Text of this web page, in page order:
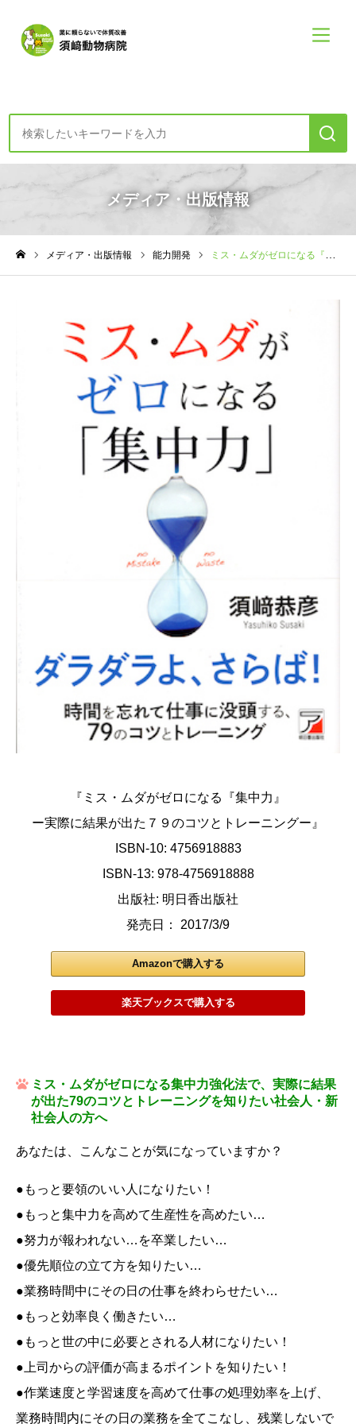
診療案内・申し込み
初めての方へー診療の方針
食・健康・心コラム
須崎動物病院について
病気・症状
診療案内メニュー
めじろ台診療
移動式診療
バイオレゾナンストリートメント
バイオレゾナンストリートメントとは
季節パック
須崎院長が運営する各種サイト
須崎動物病院のサプリメント販売サイト
ペットアカデミー
獣医師から学ぶペットのための通信講座
ペット食育協会
獣医学と栄養学の適切な知識の普及
メディア・出版情報
メディア・出版情報 能力開発 ミス・ムダがゼロになる『集中力』 -実際に結果が出た７９のコツとトレーニング-
『ミス・ムダがゼロになる『集中力』
ー実際に結果が出た７９のコツとトレーニングー』
ISBN-10: 4756918883
ISBN-13: 978-4756918888
出版社: 明日香出版社
発売日： 2017/3/9
ミス・ムダがゼロになる集中力強化法で、実際に結果
が出た79のコツとトレーニングを知りたい社会人・新
社会人の方へ
あなたは、こんなことが気になっていますか？
●もっと要領のいい人になりたい！
●もっと集中力を高めて生産性を高めたい…
●努力が報われない…を卒業したい…
●優先順位の立て方を知りたい…
●業務時間中にその日の仕事を終わらせたい…
●もっと効率良く働きたい…
●もっと世の中に必要とされる人材になりたい！
●上司からの評価が高まるポイントを知りたい！
●作業速度と学習速度を高めて仕事の処理効率を上げ、
業務時間内にその日の業務を全てこなし、残業しないで